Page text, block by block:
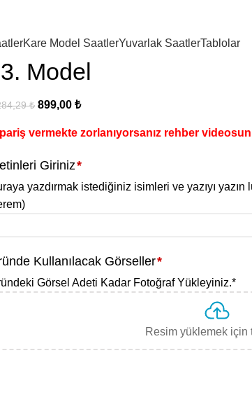
Kare Model SaatlerYuvarlak SaatlerTablolar
Model
₺ 899,00 ₺
vermekte zorlanıyorsanız rehber
Giriniz*
yazdırmak istediğiniz isimleri ve yazıyı yazın
Kullanılacak Görseller*
Görsel Adeti Kadar Fotoğraf Yükleyiniz.*
Resim yüklemek için